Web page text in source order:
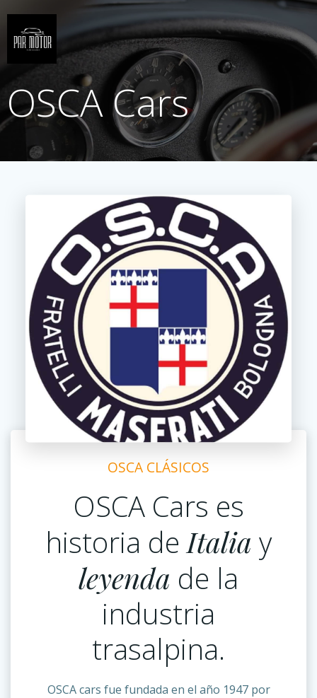
contenido
OSCA Cars
OSCA CLÁSICOS
OSCA Cars es
historia deItalia y
leyenda de la
industria
trasalpina.
OSCA cars fue fundada en el año 1947 por